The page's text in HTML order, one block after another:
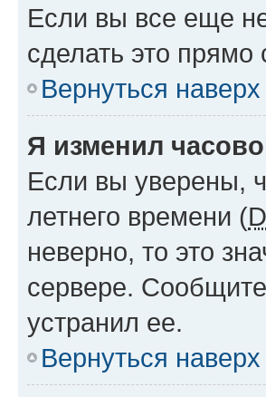
Если вы все еще
сделать это прямо
Вернуться наверх
Я изменил
Если вы уверены,
летнего времени (
неверно, то это
сервере.
устранил ее.
Вернуться наверх